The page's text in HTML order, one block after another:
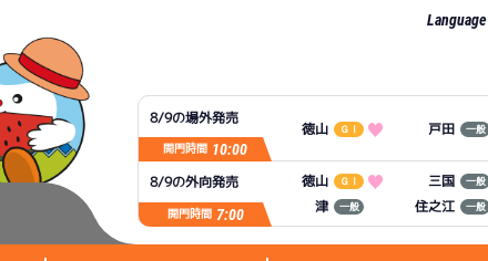
Language
8/9の場外発売
開門時間 10:00
徳山 ＧⅠ 戸田 一般
8/9の外向発売
開門時間 7:00
徳山 ＧⅠ 三国 一般
津 一般 住之江 一般